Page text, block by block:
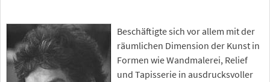
Beschäftigte sich vor allem mit der
räumlichen Dimension der Kunst in
Formen wie Wandmalerei, Relief
und Tapisserie in ausdrucksvoller